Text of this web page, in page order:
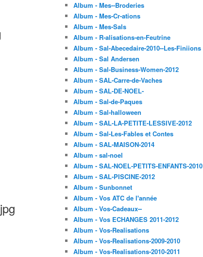
Album - Mes--Broderies
Album - Mes-Cr-ations
Album - Mes-Sals
Album - R-alisations-en-Feutrine
Album - Sal-Abecedaire-2010--Les-Finiions
Album - Sal Andersen
Album - Sal-Business-Women-2012
Album - SAL-Carre-de-Vaches
Album - SAL-DE-NOEL-
Album - Sal-de-Paques
Album - Sal-halloween
Album - SAL-LA-PETITE-LESSIVE-2012
Album - Sal-Les-Fables et Contes
Album - SAL-MAISON-2014
Album - sal-noel
Album - SAL-NOEL-PETITS-ENFANTS-2010
Album - SAL-PISCINE-2012
Album - Sunbonnet
Album - Vos ATC de l'année
Album - Vos-Cadeaux--
Album - Vos ECHANGES 2011-2012
Album - Vos-Realisations
Album - Vos-Realisations-2009-2010
Album - Vos-Realisations-2010-2011